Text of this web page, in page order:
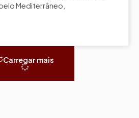
Mediterrâneo,
Carregar mais